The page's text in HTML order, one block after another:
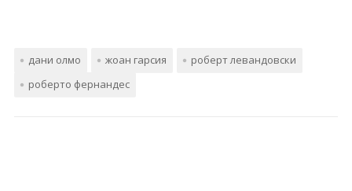
дани олмо жоан гарсия
роберт левандовски
роберто фернандес